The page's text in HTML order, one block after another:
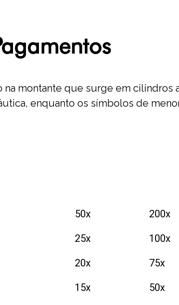
montante que surge em cilindros
enquanto os símbolos de
50x 200x
25x 100x
20x 75x
15x 50x